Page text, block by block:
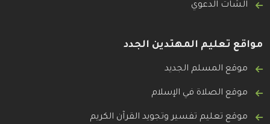
الشات الدعوي
مواقع تعليم المهتدين الجدد
موقع المسلم الجديد
موقع الصلاة في الإسلام
موقع تعليم تفسير وتجويد القرآن الكريم